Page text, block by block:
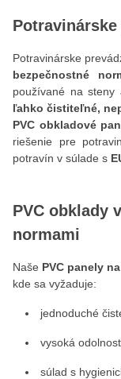
Potravinárske
bezpečnostné
používané na
ľahko čistiteľné,
PVC obkladové
riešenie pre
potravín v súlade s
PVC obklady
normami
Naše PVC panely
kde sa vyžaduje:
jednoduché
vysoká
súlad s